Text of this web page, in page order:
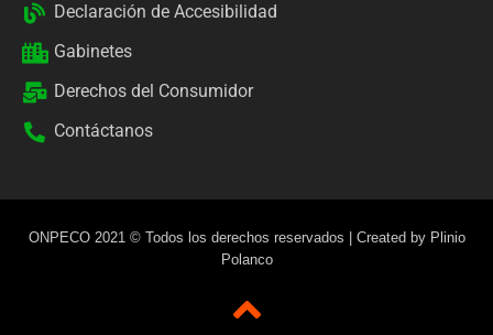
Declaración de Accesibilidad
Gabinetes
Derechos del Consumidor
Contáctanos
ONPECO 2021 © Todos los derechos reservados | Created by Plinio
Polanco